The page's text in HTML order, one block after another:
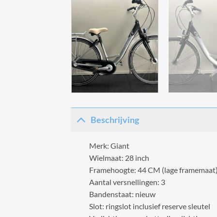
Beschrijving
Merk: Giant
Wielmaat: 28 inch
Framehoogte: 44 CM (lage
Aantal versnellingen: 3
Bandenstaat: nieuw
Slot: ringslot inclusief reserve sleutel